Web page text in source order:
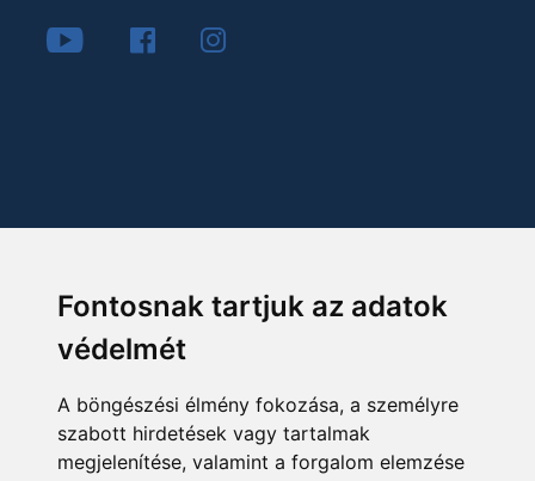
Fontosnak tartjuk az adatok
védelmét
A böngészési élmény fokozása, a személyre
szabott hirdetések vagy tartalmak
megjelenítése, valamint a forgalom elemzése